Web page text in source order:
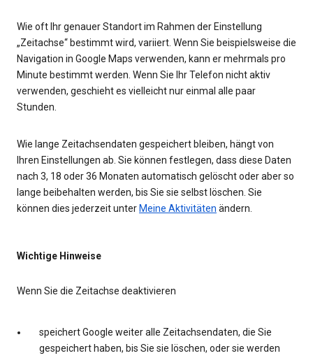
Wie oft Ihr genauer Standort im Rahmen der Einstellung
„Zeitachse“ bestimmt wird, variiert. Wenn Sie beispielsweise die
Navigation in Google Maps verwenden, kann er mehrmals pro
Minute bestimmt werden. Wenn Sie Ihr Telefon nicht aktiv
verwenden, geschieht es vielleicht nur einmal alle paar
Stunden.
Wie lange Zeitachsendaten gespeichert bleiben, hängt von
Ihren Einstellungen ab. Sie können festlegen, dass diese Daten
nach 3, 18 oder 36 Monaten automatisch gelöscht oder aber so
lange beibehalten werden, bis Sie sie selbst löschen. Sie
können dies jederzeit unter Meine Aktivitäten ändern.
Wichtige Hinweise
Wenn Sie die Zeitachse deaktivieren
speichert Google weiter alle Zeitachsendaten, die Sie
gespeichert haben, bis Sie sie löschen, oder sie werden